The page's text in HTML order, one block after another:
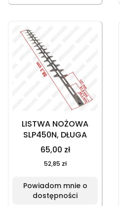
LISTWA NOŻOWA
SLP450N, DŁUGA
65,00 zł
52,85 zł
Powiadom mnie o
dostępności